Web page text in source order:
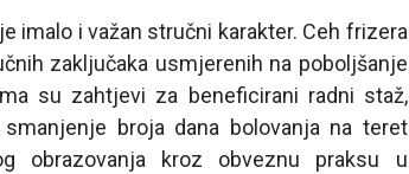
imalo i važan stručni karakter. Ceh frizera
zaključaka usmjerenih na poboljšanje
su zahtjevi za beneficirani radni staž,
broja dana bolovanja na teret
obrazovanja kroz obveznu praksu u